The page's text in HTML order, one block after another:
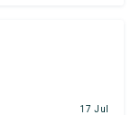
17 Jul